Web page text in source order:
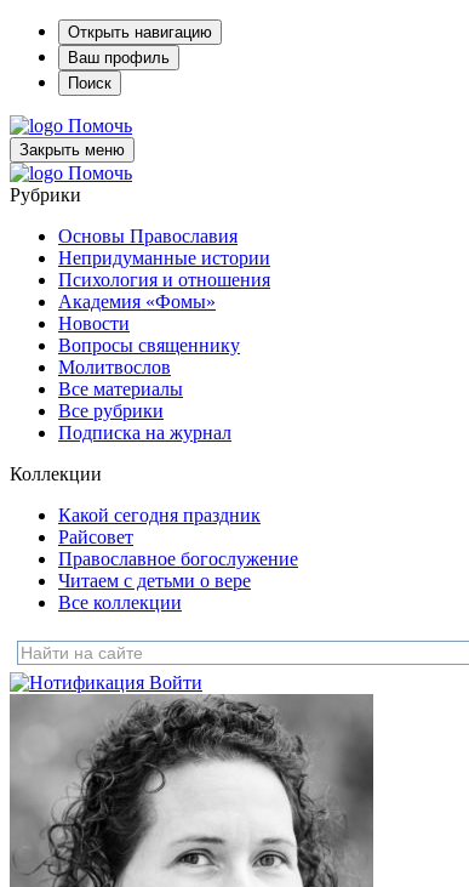
Открыть навигацию
Ваш профиль
Поиск
Помочь
Закрыть меню
Помочь
Рубрики
Основы Православия
Непридуманные истории
Психология и отношения
Академия «Фомы»
Новости
Вопросы священнику
Молитвослов
Все материалы
Все рубрики
Подписка на журнал
Коллекции
Какой сегодня праздник
Райсовет
Православное богослужение
Читаем с детьми о вере
Все коллекции
Войти